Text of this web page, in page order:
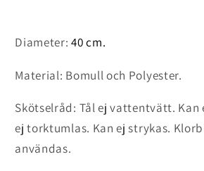
Diameter:40 cm.
Material: Bomull och Polyester.
Skötselråd: Tål ej vattentvätt. Kan
ej torktumlas. Kan ej strykas.
användas.